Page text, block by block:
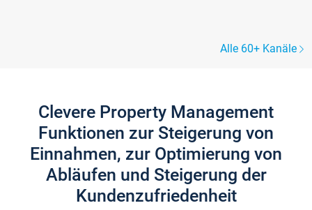
Alle 60+ Kanäle
Clevere Property Management
Funktionen zur Steigerung von
Einnahmen, zur Optimierung von
Abläufen und Steigerung der
Kundenzufriedenheit